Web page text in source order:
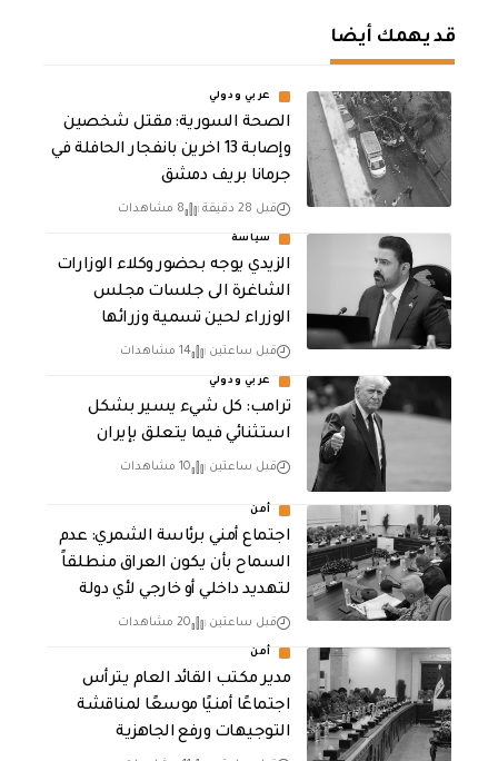
قد يهمك أيضا
عربي ودولي
الصحة السورية: مقتل شخصين
وإصابة 13 اخرين بانفجار الحافلة في
جرمانا بريف دمشق
قبل 28 دقيقة 8 مشاهدات
سياسة
الزيدي يوجه بحضور وكلاء الوزارات
الشاغرة الى جلسات مجلس
الوزراء لحين تسمية وزرائها
قبل ساعتين 14 مشاهدات
عربي ودولي
ترامب: كل شيء يسير بشكل
استثنائي فيما يتعلق بإيران
قبل ساعتين 10 مشاهدات
أمن
اجتماع أمني برئاسة الشمري: عدم
السماح بأن يكون العراق منطلقاً
لتهديد داخلي أو خارجي لأي دولة
قبل ساعتين 20 مشاهدات
أمن
مدير مكتب القائد العام يترأس
اجتماعًا أمنيًا موسعًا لمناقشة
التوجيهات ورفع الجاهزية